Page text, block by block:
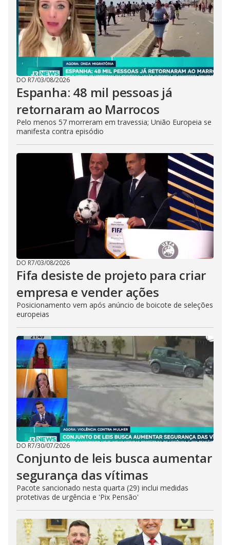
DO R7/03/08/2026
Espanha: 48 mil pessoas já
retornaram ao Marrocos
Pelo menos 57 morreram em travessia; União Europeia se
manifesta contra episódio
DO R7/03/08/2026
Fifa desiste de projeto para criar
empresa e vender ações
Posicionamento vem após anúncio de boicote de seleções
europeias
DO R7/30/07/2026
Conjunto de leis busca aumentar
segurança das vítimas
Pacote sancionado nesta quarta (29) inclui medidas
protetivas de urgência e 'Pix Pensão'